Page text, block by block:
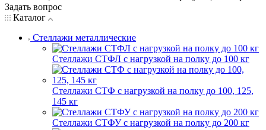
Задать вопрос
Каталог
Стеллажи металлические
Стеллажи СТФЛ с нагрузкой на полку до 100 кг
Стеллажи СТФ с нагрузкой на полку до 100, 125,
145 кг
Стеллажи СТФУ с нагрузкой на полку до 200 кг